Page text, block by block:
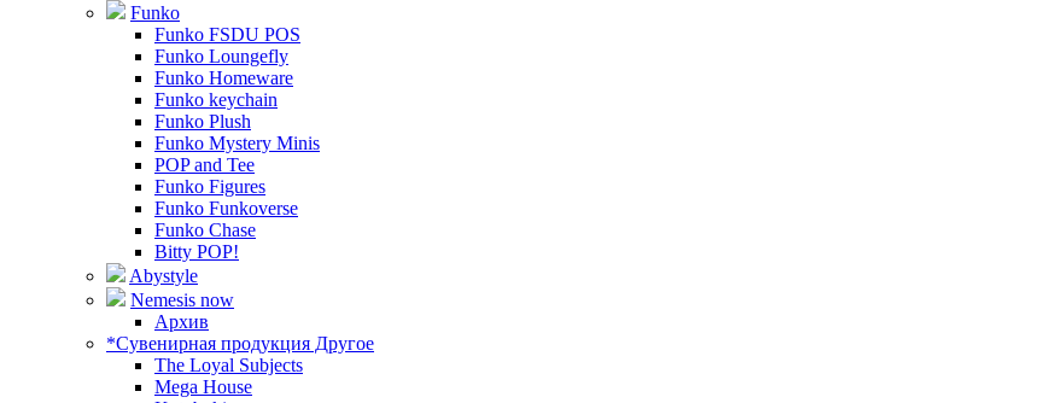
Funko
Funko FSDU POS
Funko Loungefly
Funko Homeware
Funko keychain
Funko Plush
Funko Mystery Minis
POP and Tee
Funko Figures
Funko Funkoverse
Funko Chase
Bitty POP!
Abystyle
Nemesis now
Архив
*Сувенирная продукция Другое
The Loyal Subjects
Mega House